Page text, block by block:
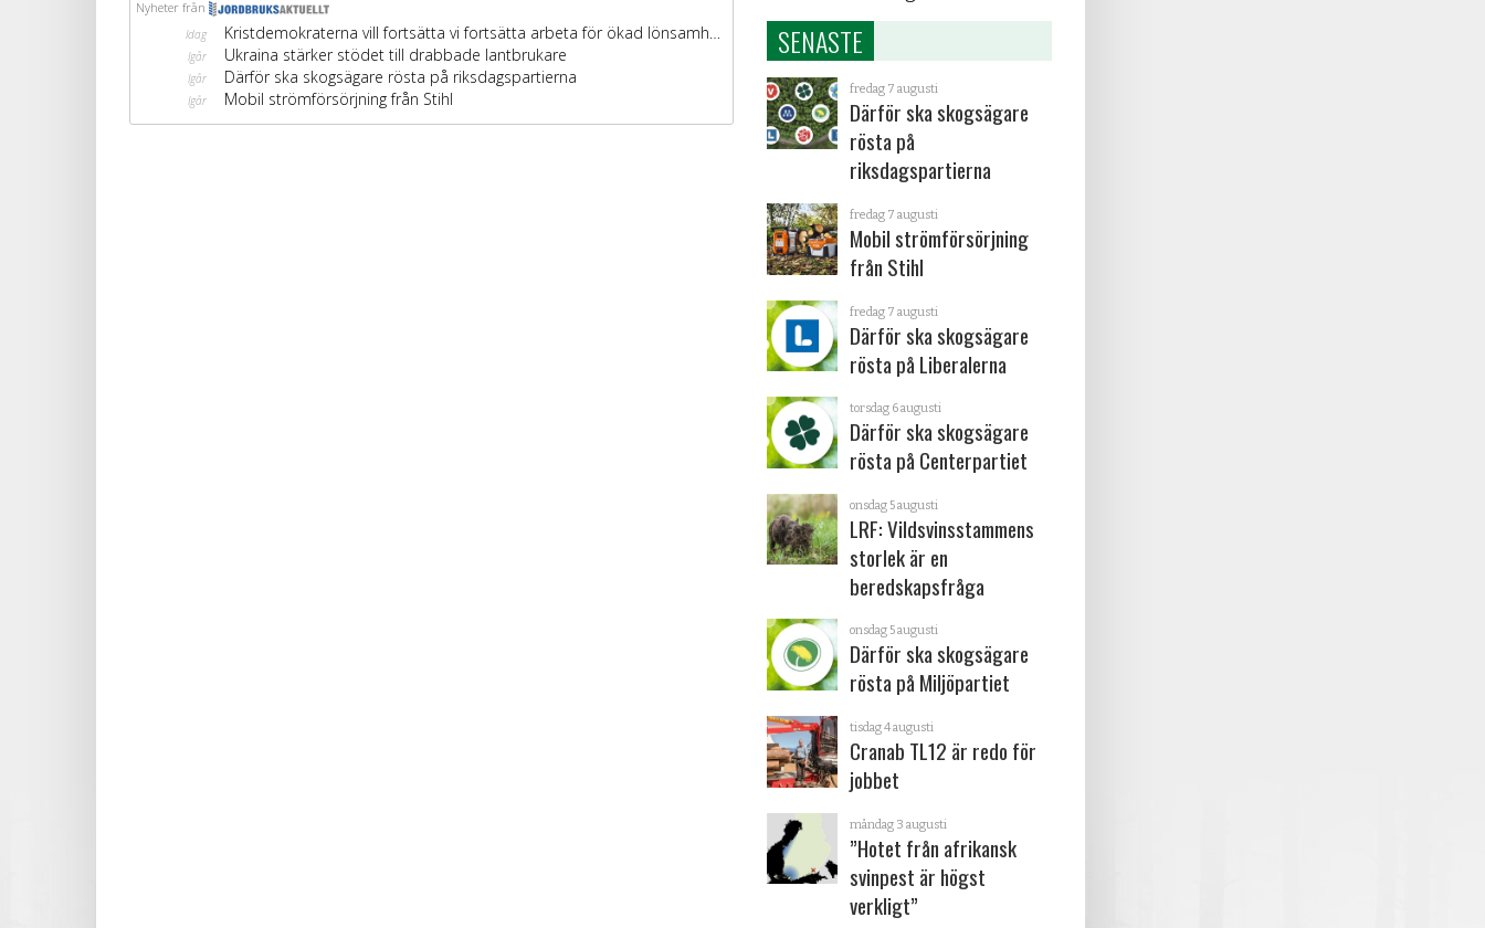
SENASTE
fredag 7 augusti
Därför ska skogsägare
rösta på
riksdagspartierna
fredag 7 augusti
Mobil strömförsörjning
från Stihl
fredag 7 augusti
Därför ska skogsägare
rösta på Liberalerna
torsdag 6 augusti
Därför ska skogsägare
rösta på Centerpartiet
onsdag 5 augusti
LRF: Vildsvinsstammens
storlek är en
beredskapsfråga
onsdag 5 augusti
Därför ska skogsägare
rösta på Miljöpartiet
tisdag 4 augusti
Cranab TL12 är redo för
jobbet
måndag 3 augusti
”Hotet från afrikansk
svinpest är högst
verkligt”